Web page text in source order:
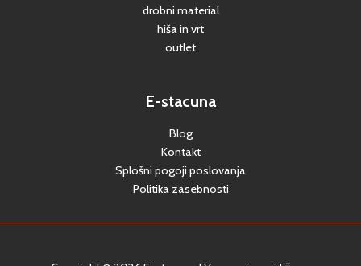
drobni material
hiša in vrt
outlet
E-stacuna
Blog
Kontakt
Splošni pogoji poslovanja
Politika zasebnosti